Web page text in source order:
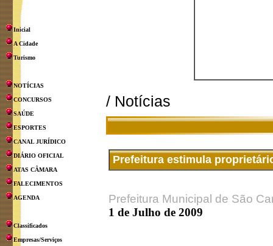
Inicial
A Cidade
Turismo
NOTÍCIAS
CONCURSOS
SAÚDE
ESPORTES
CANAL JURÍDICO
DIÁRIO OFICIAL
ATAS CÂMARA
FALECIMENTOS
AGENDA
Classificados
Empresas/Serviços
/ Notícias
Prefeitura estimula
Prefeitura Municipal de São
1 de Julho de 2009